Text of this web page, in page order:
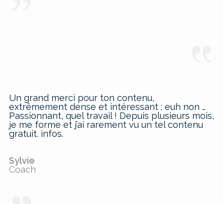
Un grand merci pour ton contenu,
extrêmement dense et intéressant ; euh non …
Passionnant, quel travail ! Depuis plusieurs mois,
je me forme et j’ai rarement vu un tel contenu
gratuit. infos.
Sylvie
Coach